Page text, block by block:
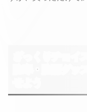
防寒・防雨グッ